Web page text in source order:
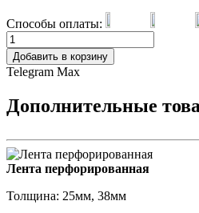
Способы оплаты:
Добавить в корзину
Telegram Max
Дополнительные
Лента перфорированная
Толщина: 25мм, 38мм